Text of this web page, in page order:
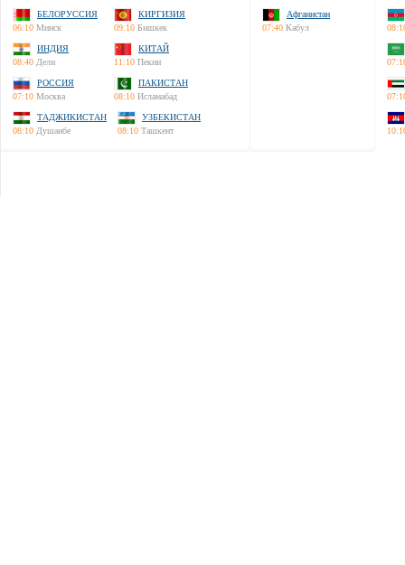
БЕЛОРУССИЯ
06:10 Минск
КИРГИЗИЯ
09:10 Бишкек
ИНДИЯ
08:40 Дели
КИТАЙ
11:10 Пекин
РОССИЯ
07:10 Москва
ПАКИСТАН
08:10 Исламабад
ТАДЖИКИСТАН
08:10 Душанбе
УЗБЕКИСТАН
08:10 Ташкент
Афганистан
07:40 Кабул